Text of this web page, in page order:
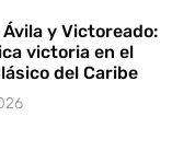
y Victoreado:
victoria en el
del Caribe